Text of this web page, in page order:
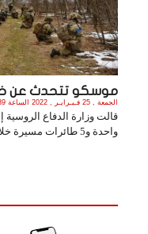
موسكو تتحدث عن
الجمعة , 25 فـبـرايـر , 2022 الساعة 7:30:39 PM
واحدة و5 طائرات مسيرة خلال العمليات ال. .